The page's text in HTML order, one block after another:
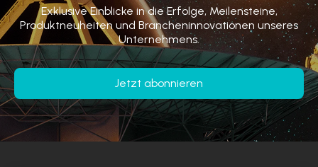
Exklusive Einblicke in die Erfolge, Meilensteine,
Produktneuheiten und Brancheninnovationen unseres
Unternehmens.
Jetzt abonnieren